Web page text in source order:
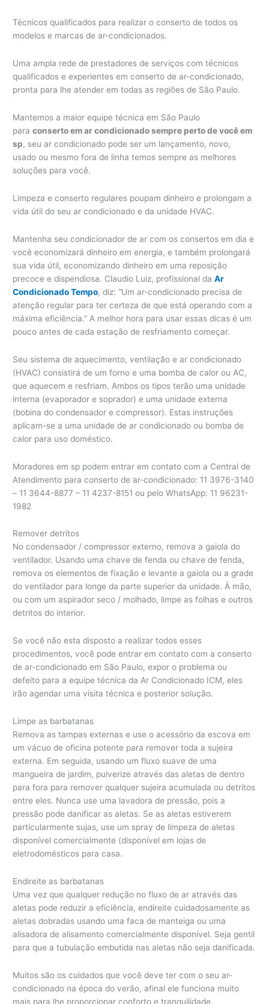
Técnicos qualificados para realizar o conserto de todos os
modelos e marcas de ar-condicionados.
Uma ampla rede de prestadores de serviços com técnicos
qualificados e experientes em conserto de ar-condicionado,
pronta para lhe atender em todas as regiões de São Paulo.
Mantemos a maior equipe técnica em São Paulo
paraconserto em ar condicionado sempre perto de você em
sp, seu ar condicionado pode ser um lançamento, novo,
usado ou mesmo fora de linha temos sempre as melhores
soluções para você.
Limpeza e conserto regulares poupam dinheiro e prolongam a
vida útil do seu ar condicionado e da unidade HVAC.
Mantenha seu condicionador de ar com os consertos em dia e
você economizará dinheiro em energia, e também prolongará
sua vida útil, economizando dinheiro em uma reposição
precoce e dispendiosa. Claudio Luiz, profissional daAr
Condicionado Tempo, diz: “Um ar-condicionado precisa de
atenção regular para ter certeza de que está operando com a
máxima eficiência.” A melhor hora para usar essas dicas é um
pouco antes de cada estação de resfriamento começar.
Seu sistema de aquecimento, ventilação e ar condicionado
(HVAC) consistirá de um forno e uma bomba de calor ou AC,
que aquecem e resfriam. Ambos os tipos terão uma unidade
interna (evaporador e soprador) e uma unidade externa
(bobina do condensador e compressor). Estas instruções
aplicam-se a uma unidade de ar condicionado ou bomba de
calor para uso doméstico.
Moradores em sp podem entrar em contato com a Central de
Atendimento para conserto de ar-condicionado: 11 3976-3140
– 11 3644-8877 – 11 4237-8151 ou pelo WhatsApp: 11 96231-
1982
Remover detritos
No condensador / compressor externo, remova a gaiola do
ventilador. Usando uma chave de fenda ou chave de fenda,
remova os elementos de fixação e levante a gaiola ou a grade
do ventilador para longe da parte superior da unidade. À mão,
ou com um aspirador seco / molhado, limpe as folhas e outros
detritos do interior.
Se você não esta disposto a realizar todos esses
procedimentos, você pode entrar em contato com a conserto
de ar-condicionado em São Paulo, expor o problema ou
defeito para a equipe técnica da Ar Condicionado ICM, eles
irão agendar uma visita técnica e posterior solução.
Limpe as barbatanas
Remova as tampas externas e use o acessório da escova em
um vácuo de oficina potente para remover toda a sujeira
externa. Em seguida, usando um fluxo suave de uma
mangueira de jardim, pulverize através das aletas de dentro
para fora para remover qualquer sujeira acumulada ou detritos
entre eles. Nunca use uma lavadora de pressão, pois a
pressão pode danificar as aletas. Se as aletas estiverem
particularmente sujas, use um spray de limpeza de aletas
disponível comercialmente (disponível em lojas de
eletrodomésticos para casa.
Endireite as barbatanas
Uma vez que qualquer redução no fluxo de ar através das
aletas pode reduzir a eficiência, endireite cuidadosamente as
aletas dobradas usando uma faca de manteiga ou uma
alisadora de alisamento comercialmente disponível. Seja gentil
para que a tubulação embutida nas aletas não seja danificada.
Muitos são os cuidados que você deve ter com o seu ar-
condicionado na época do verão, afinal ele funciona muito
mais para lhe proporcionar conforto e tranquilidade.